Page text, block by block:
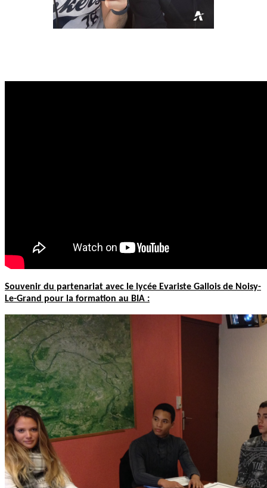
Souvenir du partenariat avec le lycée Evariste Gallois de Noisy-
Le-Grand pour la formation au BIA :